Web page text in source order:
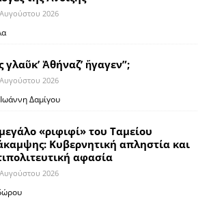
2026
γλαῦκ’ Ἀθήναζ’ ἤγαγεν”;
2026
Δαμίγου
«ριφιφί» του Ταμείου
Κυβερνητική απληστία και
αφασία
2026